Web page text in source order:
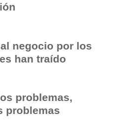
negocio por los
han traído
problemas,
problemas